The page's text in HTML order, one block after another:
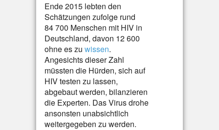
Ende 2015 lebten den
Schätzungen zufolge rund
84 700 Menschen mit HIV in
Deutschland, davon 12 600
ohne es zu wissen.
Angesichts dieser Zahl
müssten die Hürden, sich auf
HIV testen zu lassen,
abgebaut werden, bilanzieren
die Experten. Das Virus drohe
ansonsten unabsichtlich
weitergegeben zu werden.